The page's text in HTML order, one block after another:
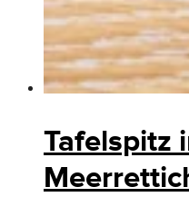
Tafelspitz